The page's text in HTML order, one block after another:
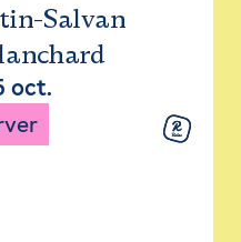
Salvan
oct.